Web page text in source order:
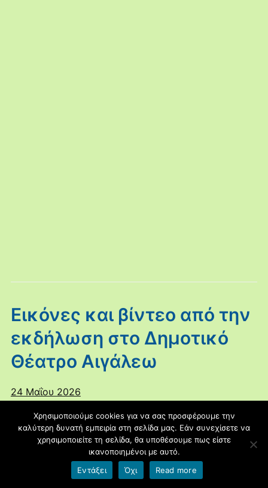
Εικόνες και βίντεο από την
εκδήλωση στο Δημοτικό
Θέατρο Αιγάλεω
24 Μαΐου 2026
Χρησιμοποιούμε cookies για να σας προσφέρουμε την
καλύτερη δυνατή εμπειρία στη σελίδα μας. Εάν συνεχίσετε να
χρησιμοποιείτε τη σελίδα, θα υποθέσουμε πως είστε
ικανοποιημένοι με αυτό.
Εντάξει
Όχι Read more